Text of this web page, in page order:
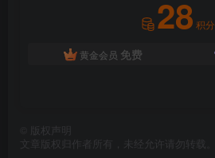
28 积分
黄金会员 免费
版权声明
文章版权归作者所有，未经允许请勿转载。